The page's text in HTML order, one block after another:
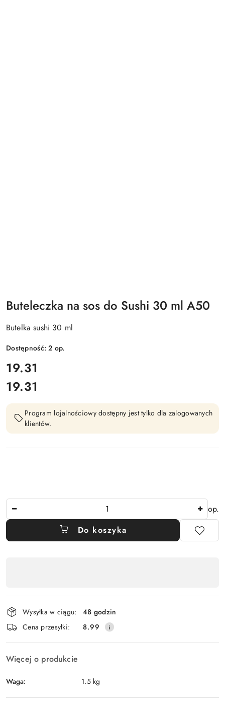
Buteleczka na sos do Sushi 30 ml A50
Butelka sushi 30 ml
Dostępność:2 op.
cena:
19.31
Cena:
19.31
Program lojalnościowy dostępny jest tylko dla zalogowanych
klientów.
op.
Do koszyka
płatność
i
dostawa
Wysyłka w ciągu:
48 godzin
Cena przesyłki:
8.99
Więcej o produkcie
Waga: 1.5 kg